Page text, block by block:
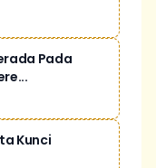
Pada
Kunci